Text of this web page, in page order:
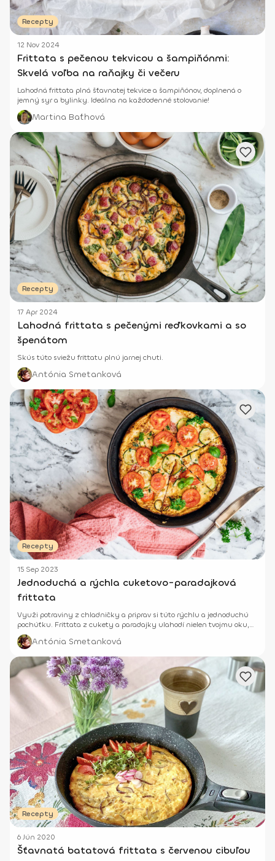
Recepty
12 Nov 2024
Frittata s pečenou tekvicou a šampiňónmi:
Skvelá voľba na raňajky či večeru
Lahodná frittata plná šťavnatej tekvice a šampiňónov, doplnená o
jemný syr a bylinky. Ideálna na každodenné stolovanie!
Martina Baťhová
Recepty
17 Apr 2024
Lahodná frittata s pečenými reďkovkami a so
špenátom
Skús túto sviežu frittatu plnú jarnej chuti.
Antónia Smetanková
Recepty
15 Sep 2023
Jednoduchá a rýchla cuketovo-paradajková
frittata
Využi potraviny z chladničky a priprav si túto rýchlu a jednoduchú
pochúťku. Frittata z cukety a paradajky ulahodí nielen tvojmu oku,
ale aj tvojej chuti.
Antónia Smetanková
Recepty
6 Jún 2020
Šťavnatá batatová frittata s červenou cibuľou